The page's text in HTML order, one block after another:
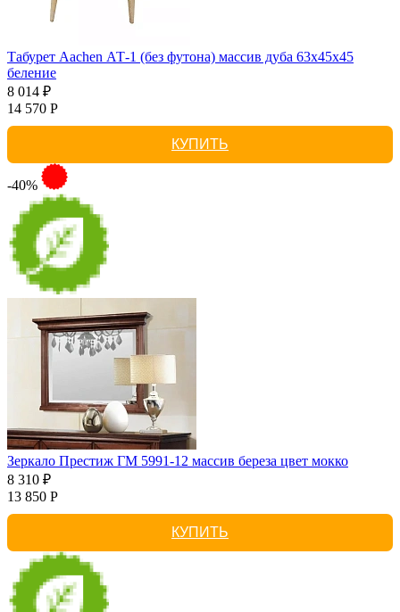
Табурет Aachen АТ-1 (без футона) массив дуба 63х45х45
беление
8 014 ₽
14 570 Р
КУПИТЬ
-40%
Зеркало Престиж ГМ 5991-12 массив береза цвет мокко
8 310 ₽
13 850 Р
КУПИТЬ